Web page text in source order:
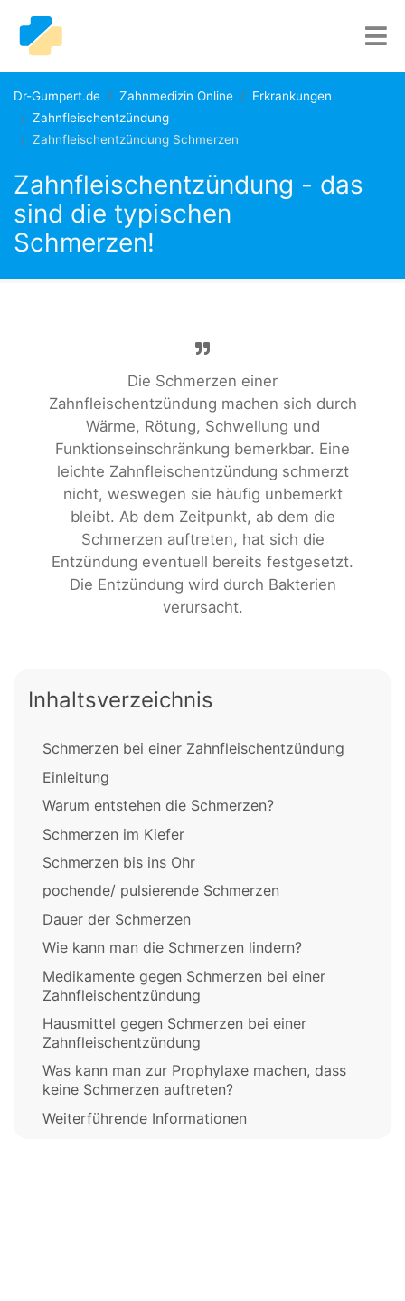
Dr-Gumpert.de Zahnmedizin Online
Erkrankungen
Zahnfleischentzündung
Zahnfleischentzündung Schmerzen
Zahnfleischentzündung - das
sind die typischen
Schmerzen!
Die Schmerzen einer
Zahnfleischentzündung machen sich durch
Wärme, Rötung, Schwellung und
Funktionseinschränkung bemerkbar. Eine
leichte Zahnfleischentzündung schmerzt
nicht, weswegen sie häufig unbemerkt
bleibt. Ab dem Zeitpunkt, ab dem die
Schmerzen auftreten, hat sich die
Entzündung eventuell bereits festgesetzt.
Die Entzündung wird durch Bakterien
verursacht.
Inhaltsverzeichnis
Schmerzen bei einer Zahnfleischentzündung
Einleitung
Warum entstehen die Schmerzen?
Schmerzen im Kiefer
Schmerzen bis ins Ohr
pochende/ pulsierende Schmerzen
Dauer der Schmerzen
Wie kann man die Schmerzen lindern?
Medikamente gegen Schmerzen bei einer
Zahnfleischentzündung
Hausmittel gegen Schmerzen bei einer
Zahnfleischentzündung
Was kann man zur Prophylaxe machen, dass
keine Schmerzen auftreten?
Weiterführende Informationen